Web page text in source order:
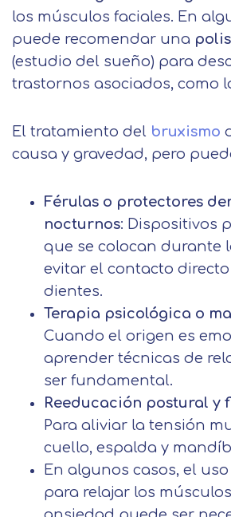
los músculos faciales. En
puede recomendar una
(estudio del sueño) para
trastornos asociados, como
El tratamiento del bruxismo
causa y gravedad, pero
Férulas o protectores
nocturnos: Dispositivos
que se colocan durante
evitar el contacto
dientes.
Terapia psicológica o
Cuando el origen es
aprender técnicas de
ser fundamental.
Reeducación postural y
Para aliviar la tensión
cuello, espalda y
En algunos casos, el
para relajar los
Solicitar
Mail
Apellido
Mensaje
Información básica sobre
Protección de Datos .
Acepto el tratamiento de mis
finalidad prevista en la
básica.
Apellidos
Email
Información básica sobre
de Datos .Haz clic aquí
Responsable EUROINNOVA
Información académica y
de nuestros servicios de
Legitimación
interesado Destinatarios
del tratamiento para
finalidades Derechos
como otros derechos,
explica en la información
Centro de
preferencia de
Utilizamos cookies propias
para mejorar nuestros
relacionados con tus
mediante el análisis de tus
navegación. En caso de que
cookies, no podremos
correcto funcionamiento de
funcionalidades de nuestra
Puede obtener más
nuestrapolítica de cookies.
Después de aceptar, no
mostrarle este mensaje.